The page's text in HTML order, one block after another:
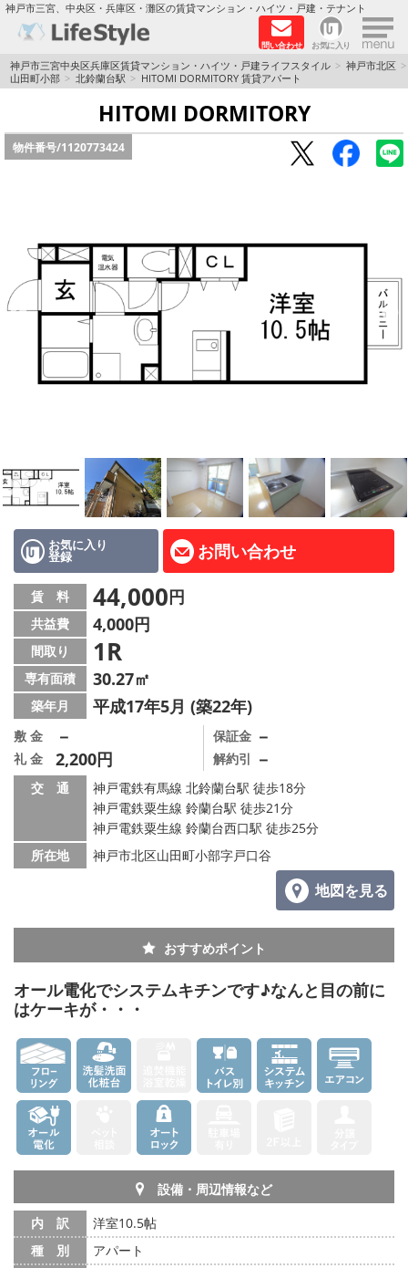
神戸市三宮、中央区・兵庫区・灘区の賃貸マンション・ハイツ・戸建・テナント
問い合わせ お気に入り ×
TOPページ
神戸の単身向けマンション特集
新築物件
保証人不要
高級賃貸
リノベーション物件
ペット飼育可能
地域から探す
地図から探す
店舗情報·アクセス
会社概要
メールでお問い合わせ
神戸市三宮中央区兵庫区賃貸マンション・ハイツ・戸建ライフスタイル
神戸市北区
山田町小部
北鈴蘭台駅 HITOMI DORMITORY 賃貸アパート
HITOMI DORMITORY
物件番号/1120773424
お気に入り
登録 お問い合わせ
賃 料 44,000円
共益費 4,000円
間取り 1R
専有面積 30.27㎡
築年月 平成17年5月 (築22年)
敷 金 －
礼 金 2,200円
保証金 －
解約引 －
交 通
神戸電鉄有馬線 北鈴蘭台駅 徒歩18分
神戸電鉄粟生線 鈴蘭台駅 徒歩21分
神戸電鉄粟生線 鈴蘭台西口駅 徒歩25分
所在地
神戸市北区山田町小部字戸口谷
地図を見る
おすすめポイント
オール電化でシステムキチンです♪なんと目の前に
はケーキが・・・
設備・周辺情報など
内 訳
洋室10.5帖
種 別
アパート